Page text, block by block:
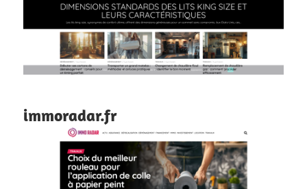
immoradar.fr